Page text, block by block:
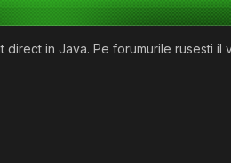
in Java. Pe forumurile rusesti il